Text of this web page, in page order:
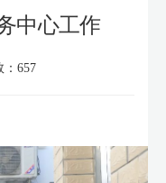
中心工作
657